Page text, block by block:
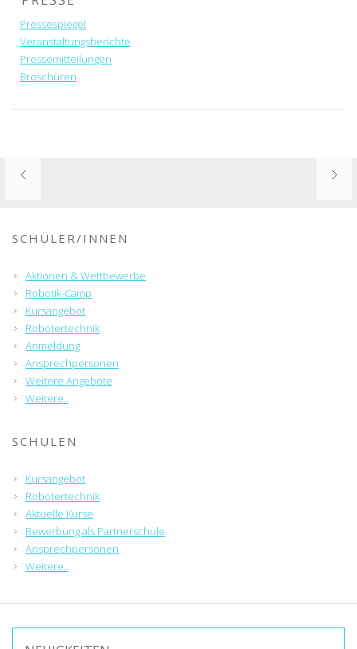
Pressespiegel
Veranstaltungsberichte
Pressemitteilungen
Broschüren
SCHÜLER/INNEN
Aktionen & Wettbewerbe
Robotik-Camp
Kursangebot
Robotertechnik
Anmeldung
Ansprechpersonen
Weitere Angebote
Weitere..
SCHULEN
Kursangebot
Robotertechnik
Aktuelle Kurse
Bewerbung als Partnerschule
Ansprechpersonen
Weitere..